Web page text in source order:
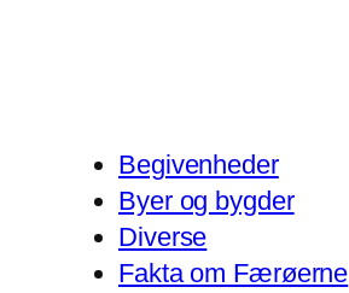
Begivenheder
Byer og bygder
Diverse
Fakta om Færøerne